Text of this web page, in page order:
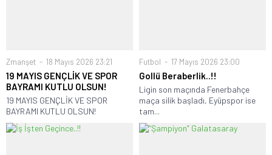
Zmanşet 18 Mayıs 2026 23:21
19 MAYIS GENÇLİK VE SPOR
BAYRAMI KUTLU OLSUN!
19 MAYIS GENÇLİK VE SPOR
BAYRAMI KUTLU OLSUN!
Futbol 17 Mayıs 2026 23:00
Gollü Beraberlik..!!
Ligin son maçında Fenerbahçe
maça silik başladı, Eyüpspor ise
tam...